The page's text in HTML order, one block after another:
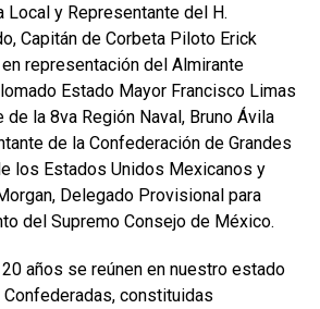
Local y Representante del H.
Capitán de Corbeta Piloto Erick
representación del Almirante
Estado Mayor Francisco Limas
de la 8va Región Naval, Bruno Ávila
de la Confederación de Grandes
los Estados Unidos Mexicanos y
Delegado Provisional para
del Supremo Consejo de México.
años se reúnen en nuestro estado
constituidas